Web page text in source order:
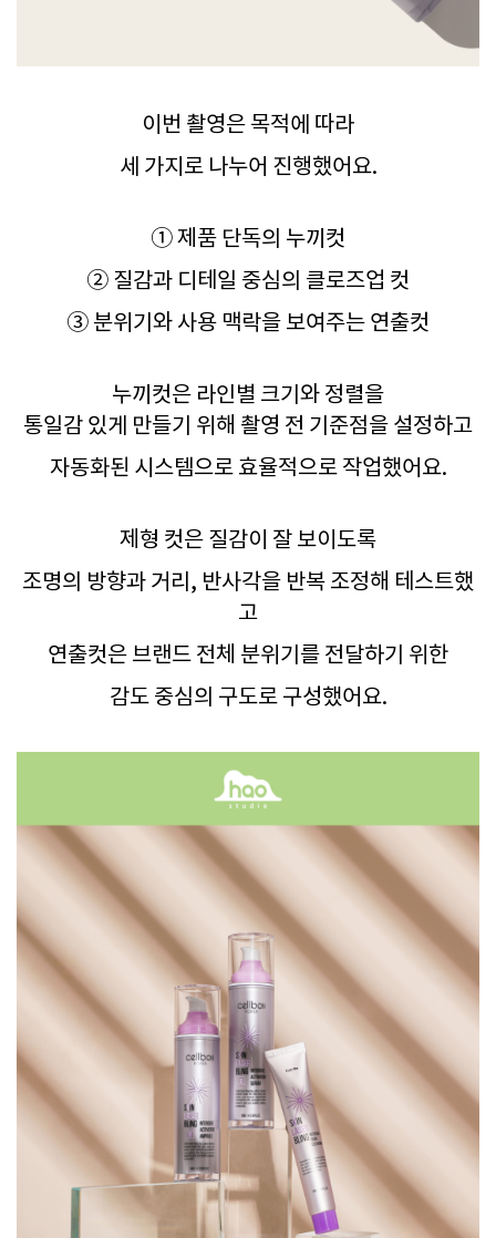
이번 촬영은 목적에 따라
세 가지로 나누어 진행했어요.
① 제품 단독의 누끼컷
② 질감과 디테일 중심의 클로즈업 컷
③ 분위기와 사용 맥락을 보여주는 연출컷
누끼컷은 라인별 크기와 정렬을
통일감 있게 만들기 위해 촬영 전 기준점을 설정하고
자동화된 시스템으로 효율적으로 작업했어요.
제형 컷은 질감이 잘 보이도록
조명의 방향과 거리, 반사각을 반복 조정해 테스트했
고
연출컷은 브랜드 전체 분위기를 전달하기 위한
감도 중심의 구도로 구성했어요.